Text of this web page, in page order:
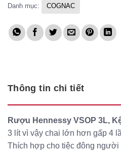
Danh mục: COGNAC
Thông tin chi tiết
Rượu Hennessy VSOP 3L,
3 lít vì vậy chai lớn hơn gấp 4
Thích hợp cho tiệc đông người